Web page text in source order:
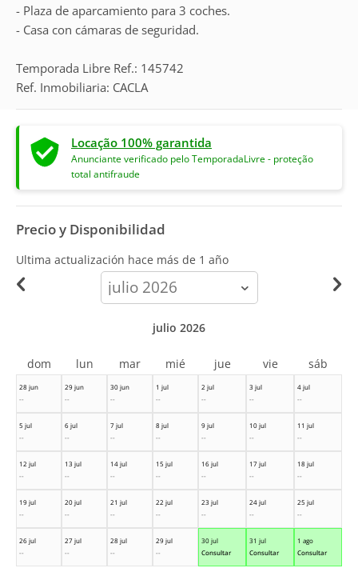
- Plaza de aparcamiento para 3 coches.
- Casa con cámaras de seguridad.
Temporada Libre Ref.: 145742
Ref. Inmobiliaria: CACLA
Locação 100% garantida
Anunciante verificado pelo TemporadaLivre - proteção
total antifraude
Precio y Disponibilidad
Ultima actualización hace más de 1 año
calendar-
month
28 jun
--
29 jun
--
30 jun
--
1 jul
--
2 jul
--
3 jul
--
4 jul
--
5 jul
--
6 jul
--
7 jul
--
8 jul
--
9 jul
--
10 jul
--
11 jul
--
12 jul
--
13 jul
--
14 jul
--
15 jul
--
16 jul
--
17 jul
--
18 jul
--
19 jul
--
20 jul
--
21 jul
--
22 jul
--
23 jul
--
24 jul
--
25 jul
--
26 jul
--
27 jul
--
28 jul
--
29 jul
--
30 jul
Consultar
31 jul
Consultar
1 ago
Consultar
julio 2026
dom lun mar mié jue vie sáb